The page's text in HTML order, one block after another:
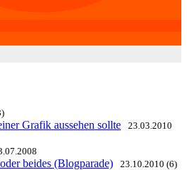
Grafik aussehen sollte
23.03.2010
beides (Blogparade) 23.10.2010 (6)